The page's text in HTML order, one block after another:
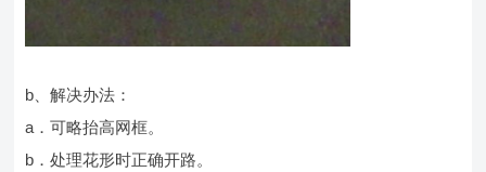
b、解决办法：
a．可略抬高网框。
b．处理花形时正确开路。